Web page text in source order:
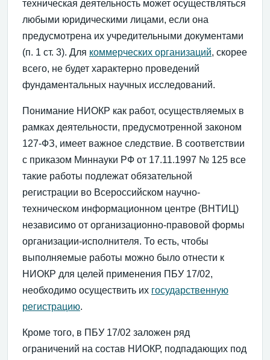
техническая деятельность может осуществляться
любыми юридическими лицами, если она
предусмотрена их учредительными документами
(п. 1 ст. 3). Для коммерческих организаций, скорее
всего, не будет характерно проведений
фундаментальных научных исследований.
Понимание НИОКР как работ, осуществляемых в
рамках деятельности, предусмотренной законом
127-ФЗ, имеет важное следствие. В соответствии
с приказом Миннауки РФ от 17.11.1997 № 125 все
такие работы подлежат обязательной
регистрации во Всероссийском научно-
техническом информационном центре (ВНТИЦ)
независимо от организационно-правовой формы
организации-исполнителя. То есть, чтобы
выполняемые работы можно было отнести к
НИОКР для целей применения ПБУ 17/02,
необходимо осуществить их государственную
регистрацию.
Кроме того, в ПБУ 17/02 заложен ряд
ограничений на состав НИОКР, подпадающих под